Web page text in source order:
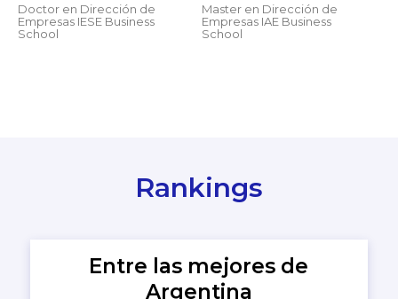
Doctor en Dirección de
Empresas IESE Business
School
Master en Dirección de
Empresas IAE Business
School
Rankings
Entre las mejores de
Argentina